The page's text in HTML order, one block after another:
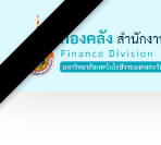
main
content